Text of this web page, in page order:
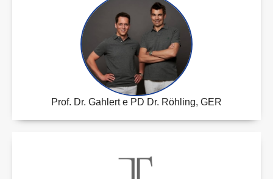
Prof. Dr. Gahlert e PD Dr. Röhling, GER